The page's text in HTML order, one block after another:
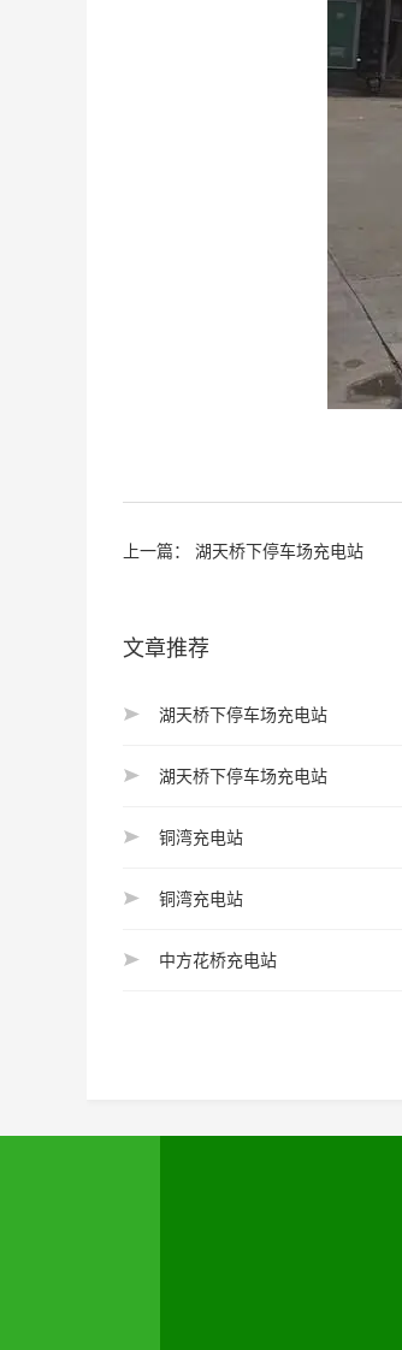
上一篇： 湖天桥下停车场充电站
文章推荐
湖天桥下停车场充电站
湖天桥下停车场充电站
铜湾充电站
铜湾充电站
中方花桥充电站